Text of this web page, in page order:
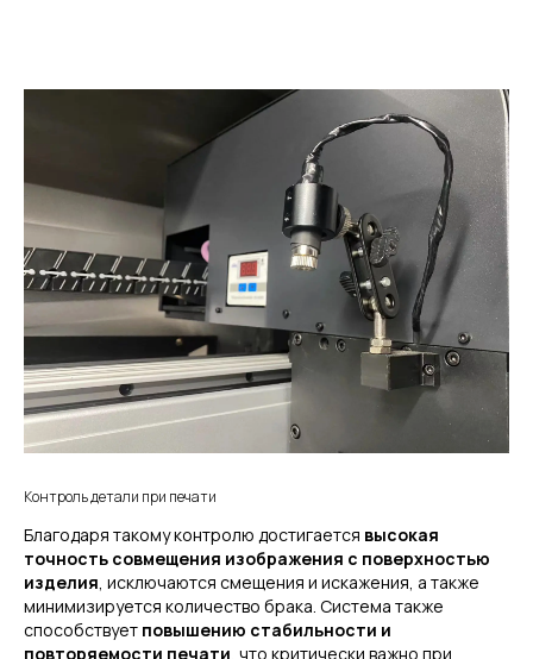
Контроль детали при печати
Благодаря такому контролю достигается высокая
точность совмещения изображения с поверхностью
изделия, исключаются смещения и искажения, а также
минимизируется количество брака. Система также
способствует повышению стабильности и
повторяемости печати , что критически важно при